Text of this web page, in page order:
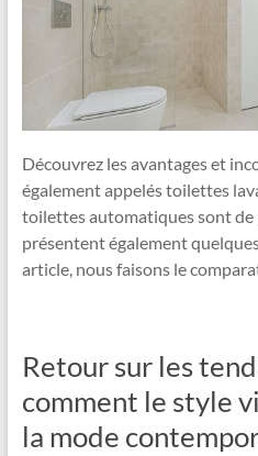
Découvrez les avantages et
également appelés toilettes
toilettes automatiques sont de
présentent également
article, nous faisons le
Retour sur les
comment le style
la mode